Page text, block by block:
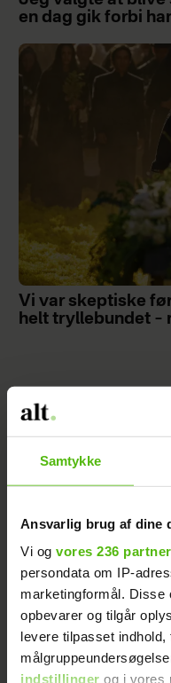
Samtykke
Ansvarlig brug af dine
Vi og vores 236
persondata om IP-
marketingformål. Disse
opbevarer og tilgår
levere tilpasset
indstillinger og i vores
en dag gik forbi
Vi var skeptiske
helt tryllebundet –
Min kærestes